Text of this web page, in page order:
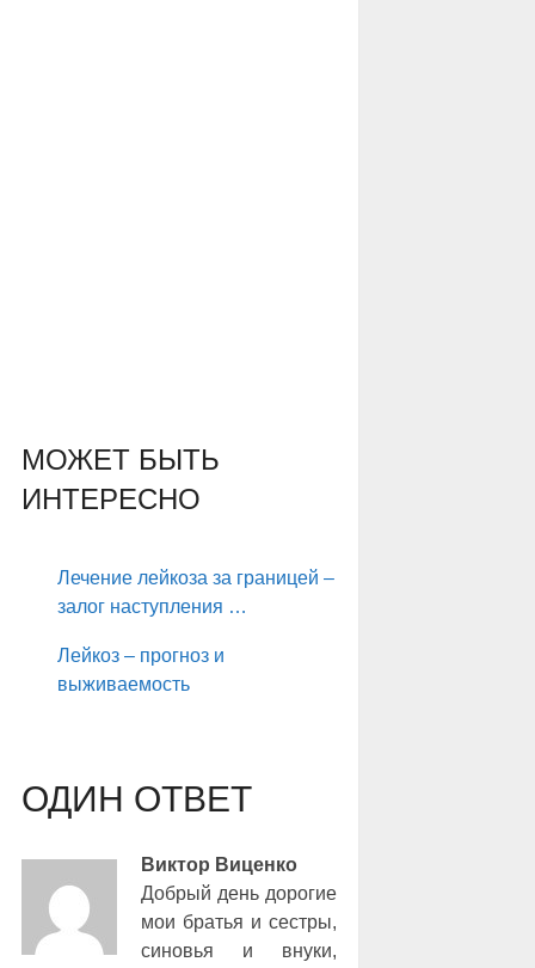
МОЖЕТ БЫТЬ
ИНТЕРЕСНО
Лечение лейкоза за границей –
залог наступления …
Лейкоз – прогноз и
выживаемость
ОДИН ОТВЕТ
Виктор Виценко
Добрый день дорогие
мои братья и сестры,
синовья и внуки,